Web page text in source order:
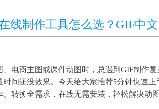
线制作工具怎么选？GIF中
、电商主图或课件动图时，总遇到GIF制作
时间还没效果。今天给大家推荐5分钟快速上
、转换全需求，在线无需安装，轻松解决动